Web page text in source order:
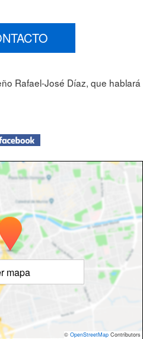
Rafael-José Díaz, que hablará
mapa
© OpenStreetMap Contributors